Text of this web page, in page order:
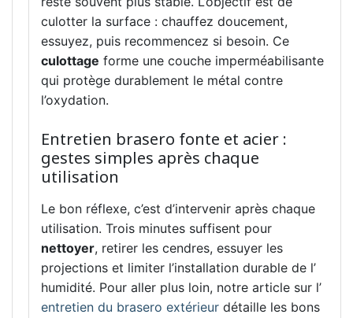
culotter la surface : chauffez doucement,
essuyez, puis recommencez si besoin. Ce
culottage forme une couche imperméabilisante
qui protège durablement le métal contre
l’oxydation.
Entretien brasero fonte et acier :
gestes simples après chaque
utilisation
Le bon réflexe, c’est d’intervenir après chaque
utilisation. Trois minutes suffisent pour
nettoyer, retirer les cendres, essuyer les
projections et limiter l’installation durable de l’
humidité. Pour aller plus loin, notre article sur l’
entretien du brasero extérieur détaille les bons